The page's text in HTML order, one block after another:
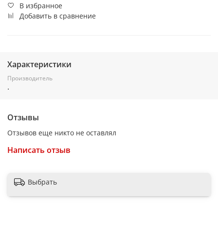
В избранное
Добавить в сравнение
Характеристики
Производитель
.
Отзывы
Отзывов еще никто не оставлял
Написать отзыв
Выбрать